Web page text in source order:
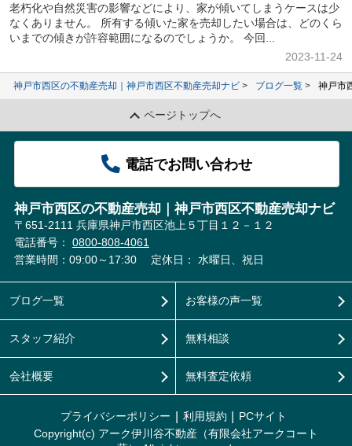
老朽化や自然災害の影響などにより、家が傾いてしまうケースは少
なくありません。 所有する傾いた家を売却したい場合は、どのくら
いまでの傾きが許容範囲になるのでしょうか。 今回...
2023-11-24
神戸市西区の不動産売却｜神戸市西区不動産売却ナビ ブログ一覧 神戸市
ページトップへ
電話でお問い合わせ
神戸市西区の不動産売却｜神戸市西区不動産売却ナビ
〒651-2111 兵庫県神戸市西区池上５丁目１２－１２
電話番号： 0800-808-4061
営業時間：09:00～17:30
定休日： 水曜日、祝日
ブログ一覧
スタッフ紹介
会社概要
お客様の声一覧
無料相談
無料査定依頼
プライバシーポリシー 利用規約
PCサイト
Copyright(c) アーク伊川谷不動産（有限会社アークコート